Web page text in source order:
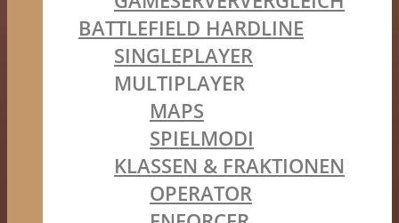
BATTLEFIELD HARDLINE
SINGLEPLAYER
MULTIPLAYER
MAPS
SPIELMODI
KLASSEN & FRAKTIONEN
OPERATOR